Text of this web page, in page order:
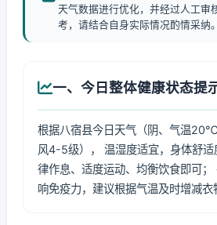
天气数据进行优化，并经过人工审
考，请结合自身实际情况酌情采纳。
一、今日整体健康状态提
根据八宿县今日天气（阴、气温
风4-5级）， 温湿度适宜，身体舒
律作息、适度运动、均衡饮食即可
响免疫力，建议根据气温及时增减衣